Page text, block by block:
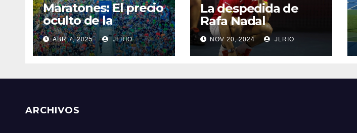
Maratones: El precio
oculto de la
resistencia
ABR 7, 2025 JLRIO
La despedida de
Rafa Nadal
NOV 20, 2024 JLRIO
ARCHIVOS